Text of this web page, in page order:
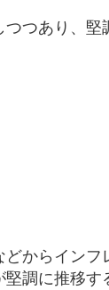
つあり、堅
からインフ
調に推移